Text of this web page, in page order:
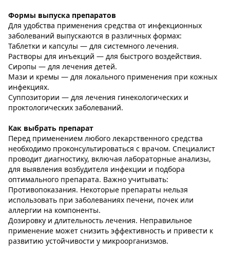
Формы выпуска препаратов
Для удобства применения средства от инфекционных
заболеваний выпускаются в различных формах:
Таблетки и капсулы — для системного лечения.
Растворы для инъекций — для быстрого воздействия.
Сиропы — для лечения детей.
Мази и кремы — для локального применения при кожных
инфекциях.
Суппозитории — для лечения гинекологических и
проктологических заболеваний.
Как выбрать препарат
Перед применением любого лекарственного средства
необходимо проконсультироваться с врачом. Специалист
проводит диагностику, включая лабораторные анализы,
для выявления возбудителя инфекции и подбора
оптимального препарата. Важно учитывать:
Противопоказания. Некоторые препараты нельзя
использовать при заболеваниях печени, почек или
аллергии на компоненты.
Дозировку и длительность лечения. Неправильное
применение может снизить эффективность и привести к
развитию устойчивости у микроорганизмов.